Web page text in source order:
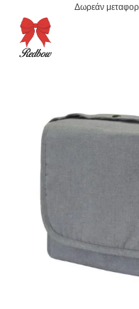
περιεχόμενο
Δωρεάν